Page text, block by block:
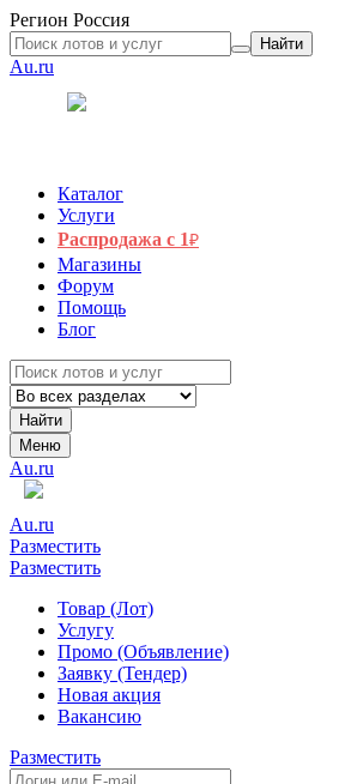
Регион Россия
Найти
Au.ru
Каталог
Услуги
Распродажа с 1₽
Магазины
Форум
Помощь
Блог
Найти
Меню
Au.ru
Au.ru
Разместить
Разместить
Товар (Лот)
Услугу
Промо (Объявление)
Заявку (Тендер)
Новая акция
Вакансию
Разместить